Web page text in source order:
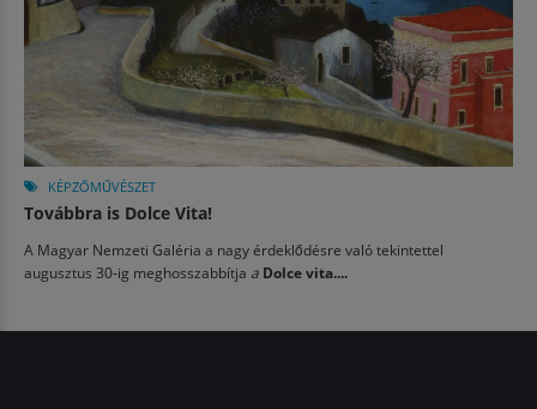
KÉPZŐMŰVÉSZET
Továbbra is Dolce Vita!
A Magyar Nemzeti Galéria a nagy érdeklődésre való tekintettel
augusztus 30-ig meghosszabbítja a Dolce vita....